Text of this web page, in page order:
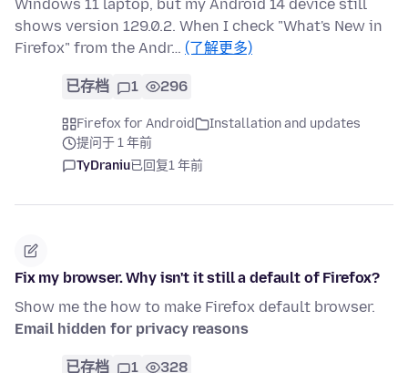
Windows 11 laptop, but my Android 14 device still
shows version 129.0.2. When I check "What's New in
Firefox" from the Andr… (了解更多)
已存档 1 296
Firefox for Android
Installation and updates
提问于 1 年前
TyDraniu已回复1 年前
Fix my browser. Why isn't it still a default of Firefox?
Show me the how to make Firefox default browser.
Email hidden for privacy reasons
已存档 1 328